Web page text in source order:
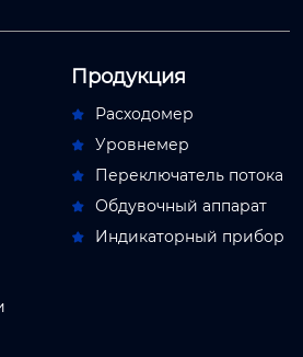
Продукция
 Расходомер
 Уровнемер
 Переключатель потока
 Обдувочный аппарат
 Индикаторный прибор